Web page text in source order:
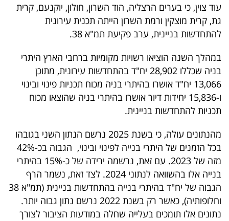
עוד צוין, כי בערים הרצליה, הוד השרון, חולון, יוקנעם, קרית
גת, קרית מוצקין ורמת השרון הייתה תכנית עירונית
להתחדשות בניינית, ערב פקיעת תמ"א 38.
במהלך השנה הוציאו רשויות מקומיות ברחבי הארץ היתרי
בניה שכללו 28,902 יח"ד בהתחדשות עירונית, מתוכן
13,066 יח"ד אושרו בהיתרי בניה מכוח תכניות פינוי ובינוי
ו-15,836 יחידות דיור אושרו בהיתרי בניה שהוצאו מכוח
תכניות להתחדשות בניינית.
מהנתונים עולה, כי בשנת 2025 נרשם הנתון השני בגובהו
בכל הזמנים של היתרי בנייה לפינוי ובינוי, הגבוה בכ-42%
מזה של 2023. עם זאת, נרשמה ירידה של כ-15% בהיתרי
בנייה אלו בהשוואה לנתוני 2024. לצד זאת, נשמר הרף
הגבוה של יח"ד בהיתרי בנייה בהתחדשות בניינית (תמ"א 38
וחלופותיה), כאשר רק בשנת 2022 נרשם נתון גבוה יותר.
נתונים אלו תומכים בעלייה שחלה במודעות הציבור לצורך